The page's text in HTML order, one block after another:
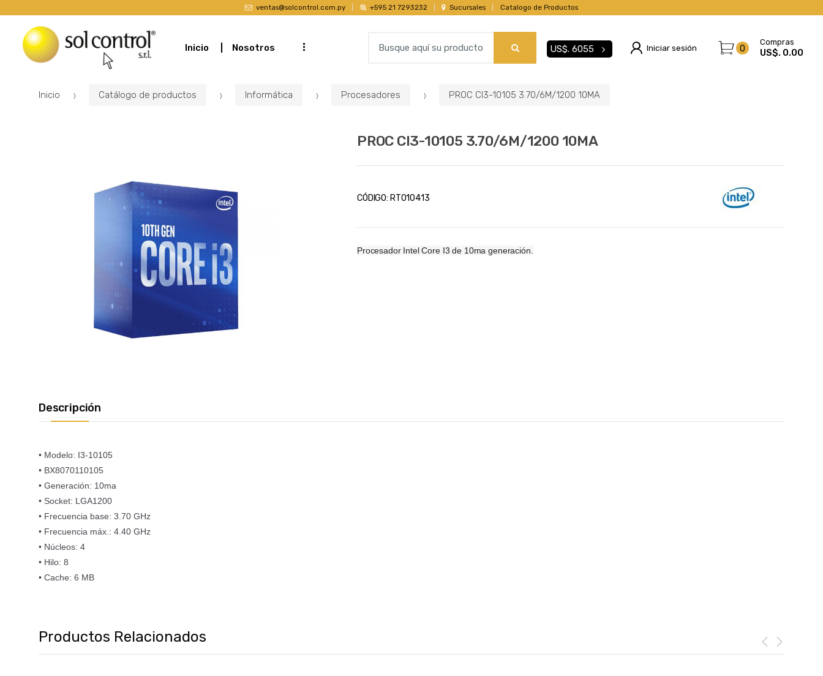
ventas@solcontrol.com.py +595 21 7293232 Sucursales Catalogo de Productos
Inicio Nosotros ...
a
o
US$. 6055 Iniciar sesión 0
Compras
US$. 0.00
Inicio Catálogo de productos Informática Procesadores PROC CI3-10105 3.70/6M/1200 10MA
PROC CI3-10105 3.70/6M/1200 10MA
CÓDIGO: RT010413
Procesador Intel Core I3 de 10ma generación.
Descripción
• Modelo: I3-10105⁣
• BX8070110105⁣
• Generación: 10ma⁣
• Socket: LGA1200⁣
• Frecuencia base: 3.70 GHz⁣
• Frecuencia máx.: 4.40 GHz⁣
• Núcleos: 4⁣
• Hilo: 8⁣
• Cache: 6 MB
Productos Relacionados